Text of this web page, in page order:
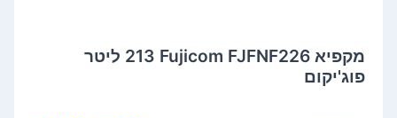
מקפיא Fujicom FJFNF226 ‏213 ‏ליטר
פוג'יקום